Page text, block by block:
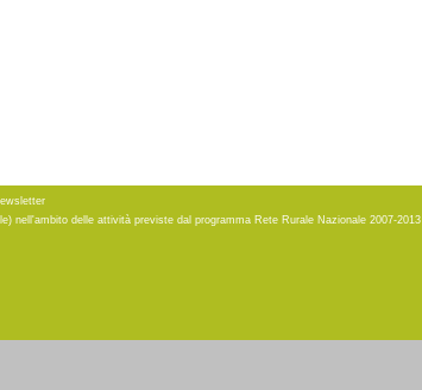
nell'ambito delle attività previste dal programma Rete Rurale Nazionale 2007-2013